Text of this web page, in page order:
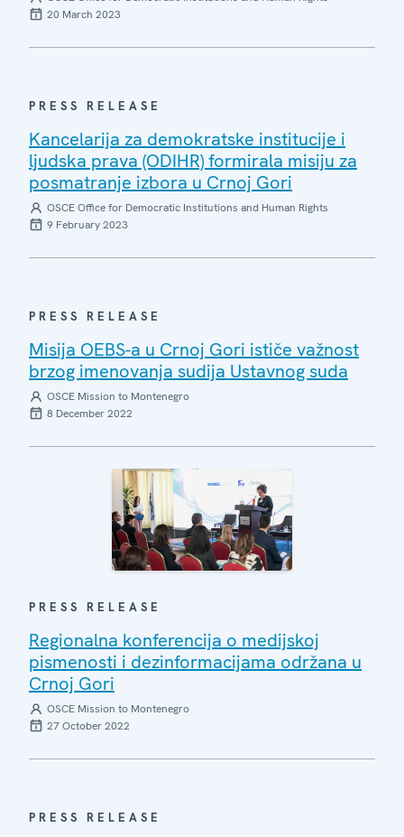
20 March 2023
PRESS RELEASE
Kancelarija za demokratske institucije i
ljudska prava (ODIHR) formirala misiju za
posmatranje izbora u Crnoj Gori
OSCE Office for Democratic Institutions and Human Rights
9 February 2023
PRESS RELEASE
Misija OEBS-a u Crnoj Gori ističe važnost
brzog imenovanja sudija Ustavnog suda
OSCE Mission to Montenegro
8 December 2022
PRESS RELEASE
Regionalna konferencija o medijskoj
pismenosti i dezinformacijama održana u
Crnoj Gori
OSCE Mission to Montenegro
27 October 2022
PRESS RELEASE